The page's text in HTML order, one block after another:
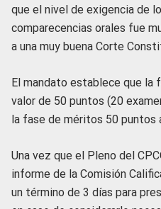
que el nivel de exigencia de
comparecencias orales fue
a una muy buena Corte
El mandato establece que la
valor de 50 puntos (20
la fase de méritos 50 puntos
Una vez que el Pleno del
informe de la Comisión
un término de 3 días para